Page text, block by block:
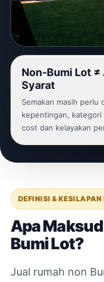
Non-Bumi Lot
Syarat
Semakan masih perlu
kepentingan,
cost dan kelayakan
DEFINISI &
Apa
Bumi Lot?
Jual rumah non